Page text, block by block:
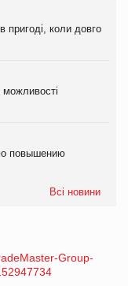
пригоді, коли довго
повышению
Всі новини